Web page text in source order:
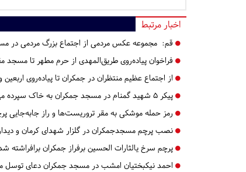
اخبار مرتبط
قم: مجموعه عکس مردمی از اجتماع بزرگ مردمی در
فراخوان پیاده‌روی طریق‌المهدی از حرم مطهر تا
از اجتماع عظیم منتظران در جمکران تا پیاده‌روی اربعین
پیکر 5 شهید گمنام در مسجد جمکران به خاک سپرده می‌شود
رمز حمله موشکی به مقر تروریست‌ها و راز جابه‌جایی
نصب پرچم مسجدجمکران در گلزار شهدای کرمان و دیدار
پرچم سرخ یالثارات الحسین برفراز جمکران برافراشته
احمد نیکبختیان امشب در مسجد جمکران دعای توسل